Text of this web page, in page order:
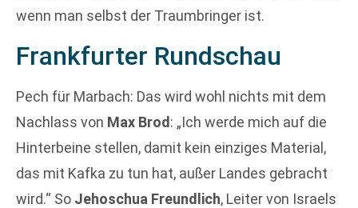
wenn man selbst der Traumbringer ist.
Frankfurter Rundschau
Pech für Marbach: Das wird wohl nichts mit dem
Nachlass von Max Brod: „Ich werde mich auf die
Hinterbeine stellen, damit kein einziges Material,
das mit Kafka zu tun hat, außer Landes gebracht
wird.“ So Jehoschua Freundlich, Leiter von Israels